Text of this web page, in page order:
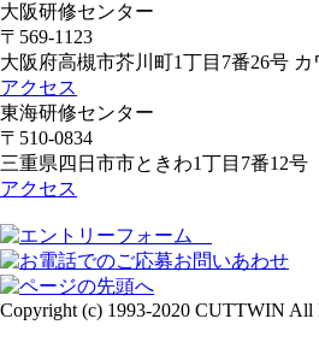
大阪研修センター
〒569-1123
大阪府高槻市芥川町1丁目7番26号 カ
アクセス
東海研修センター
〒510-0834
三重県四日市市ときわ1丁目7番12号
アクセス
Copyright (c) 1993-2020 CUTTWIN All